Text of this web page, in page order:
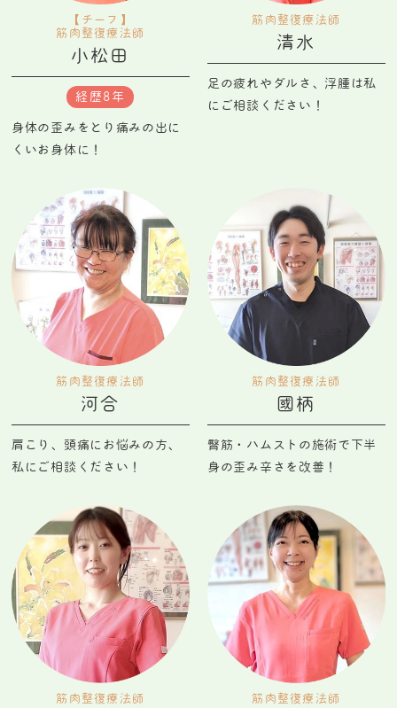
【チーフ】
筋肉整復療法師
小松田
経歴8年
身体の歪みをとり痛みの出に
くいお身体に！
筋肉整復療法師
清水
足の疲れやダルさ、浮腫は私
にご相談ください！
筋肉整復療法師
河合
肩こり、頭痛にお悩みの方、
私にご相談ください！
筋肉整復療法師
國柄
臀筋・ハムストの施術で下半
身の歪み辛さを改善！
筋肉整復療法師 筋肉整復療法師